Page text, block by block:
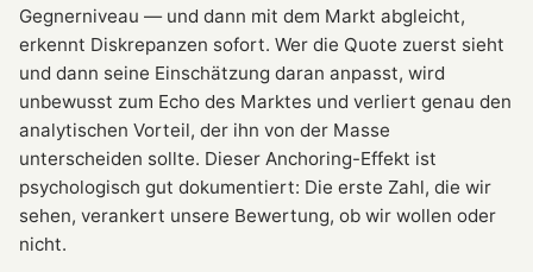
Gegnerniveau — und dann mit dem Markt abgleicht,
erkennt Diskrepanzen sofort. Wer die Quote zuerst sieht
und dann seine Einschätzung daran anpasst, wird
unbewusst zum Echo des Marktes und verliert genau den
analytischen Vorteil, der ihn von der Masse
unterscheiden sollte. Dieser Anchoring-Effekt ist
psychologisch gut dokumentiert: Die erste Zahl, die wir
sehen, verankert unsere Bewertung, ob wir wollen oder
nicht.